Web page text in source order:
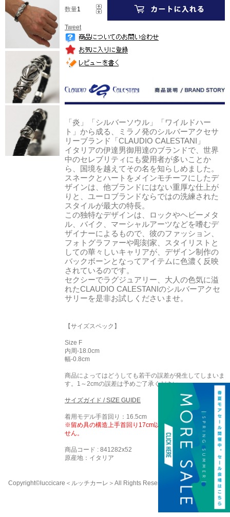
数量
Tweet
「炎」「シルバーソウル」「ワイルドハー
ト」から成る、ミラノ発のシルバーアクセサ
リーブランド「CLAUDIO CALESTANI」
イタリアの伊達男御用達のブランドで、世界
中のセレブリティにも愛用者が多いことか
ら、国境を越えてその名を知らしめました。
スネークとハートをメインモチーフにしたデ
ザインは、他ブランドにはない重厚な仕上が
りと、ユーロブランドならではの洗練された
スタイルが最大の特長。
この独特なデザインは、ロックやヘビーメタ
ル、バイク、マーシャルアーツなどを嗜むデ
ザイナーによるもので、彼のファッション、
フォトグラファーや彫刻家、スタイリストと
しての華々しいキャリアが、デザイン制作の
バックボーンとなってアイテムに色濃く反映
されているのです。
セクシーでラグジュアリー、大人の色気に溢
れたCLAUDIO CALESTANIのシルバーアクセ
サリーを是非お試しくださいませ。
【サイズスペック】
Size F
内周-18.0cm
幅-0.8cm
商品によってはどうしても若干の誤差が発生してしまいま
す。1～2cmの誤差は予めご了承ください。
サイズガイド / SIZE GUIDE
着用モデル手首回り：16.5cm
※留め具の構造上手首回り17cm以上の方はご着用頂けま
せん。
商品コード : 841282x52
原産地：イタリア
Copyright©luccicare ＜ルッチカーレ＞ All Rights Reserved. 058-213-8333